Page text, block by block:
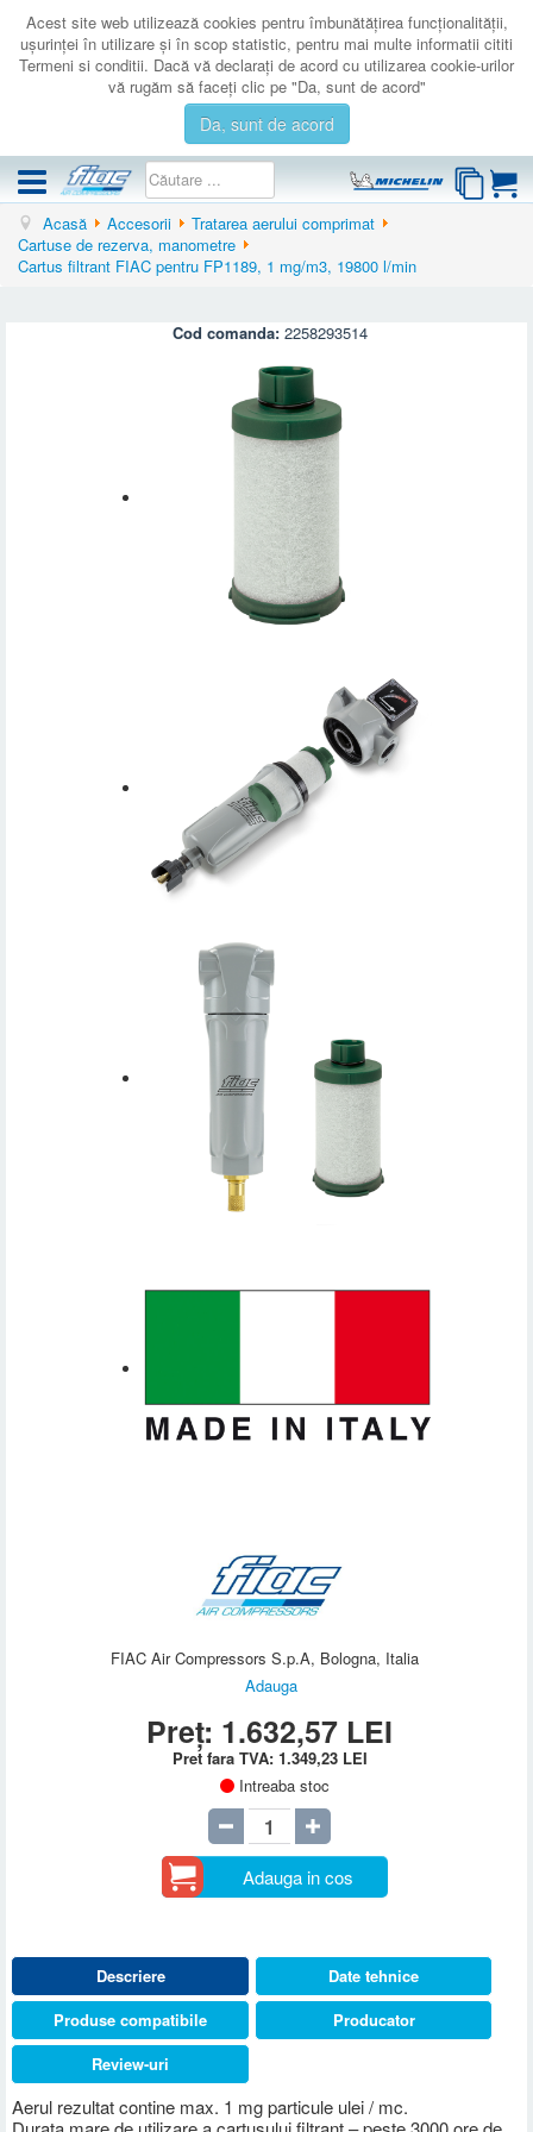
Acest site web utilizează cookies pentru îmbunătăţirea funcţionalităţii,
uşurinţei în utilizare şi în scop statistic, pentru mai multe informatii cititi
Termeni si conditii. Dacă vă declaraţi de acord cu utilizarea cookie-urilor
vă rugăm să faceţi clic pe "Da, sunt de acord"
Da, sunt de acord
COMPRESOARE
ACCESORII
AUTENTIFICARE
Acasă Accesorii
Tratarea aerului comprimat
Cartuse de rezerva, manometre
Cartus filtrant FIAC pentru FP1189, 1 mg/m3, 19800 l/min
Cod comanda: 2258293514
FIAC Air Compressors S.p.A, Bologna, Italia
Adauga
Preț: 1.632,57 LEI
Pret fara TVA: 1.349,23 LEI
Intreaba stoc
Adauga in cos
Descriere
Aerul rezultat contine max. 1 mg particule ulei / mc.
Date tehnice
Produse compatibile
Producator
Review-uri